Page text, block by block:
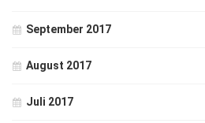
September 2017
August 2017
Juli 2017